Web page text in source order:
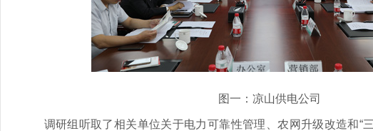
图一：凉山供电公司
调研组听取了相关单位关于电力可靠性管理、农网升级改造和“